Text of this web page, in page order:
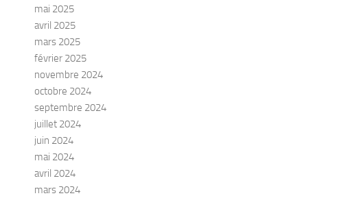
mai 2025
avril 2025
mars 2025
février 2025
novembre 2024
octobre 2024
septembre 2024
juillet 2024
juin 2024
mai 2024
avril 2024
mars 2024